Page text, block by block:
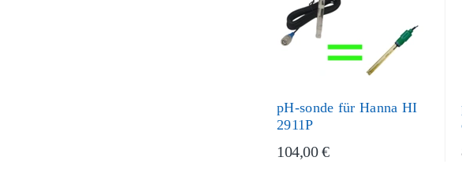
pH-sonde für Hanna HI
2911P
104,00 €